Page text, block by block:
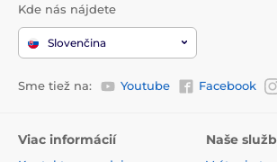
Kde nás nájdete
Slovenčina
Sme tiež na: Youtube Facebook
Viac informácií Naše